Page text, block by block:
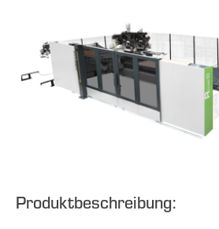
Produktbeschreibung: